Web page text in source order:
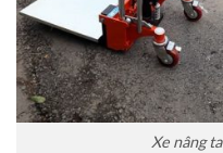
Xe nâng